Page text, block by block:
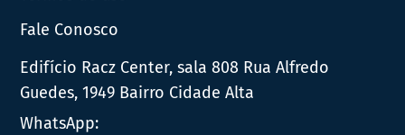
Fale Conosco
Edifício Racz Center, sala 808 Rua Alfredo
Guedes, 1949 Bairro Cidade Alta
WhatsApp: